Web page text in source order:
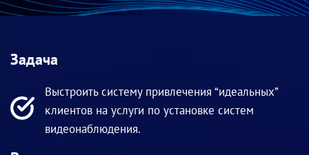
Задача
Выстроить систему привлечения “идеальных”
клиентов на услуги по установке систем
видеонаблюдения.